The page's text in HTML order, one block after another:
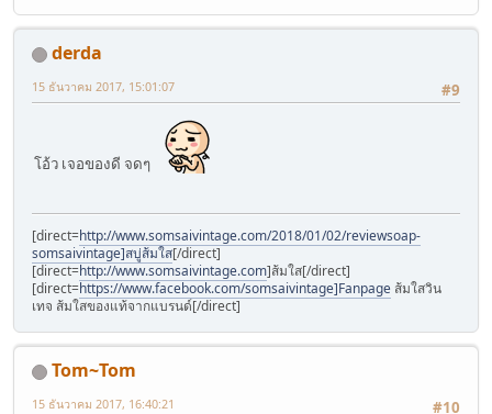
derda
#9
15 ธันวาคม 2017, 15:01:07
โอ้ว เจอของดี จดๆ
[direct=http://www.somsaivintage.com/2018/01/02/reviewsoap-
somsaivintage]สบู่ส้มใส[/direct]
[direct=http://www.somsaivintage.com]ส้มใส[/direct]
[direct=https://www.facebook.com/somsaivintage]Fanpage ส้มใสวิน
เทจ ส้มใสของแท้จากแบรนด์[/direct]
Tom~Tom
#10
15 ธันวาคม 2017, 16:40:21